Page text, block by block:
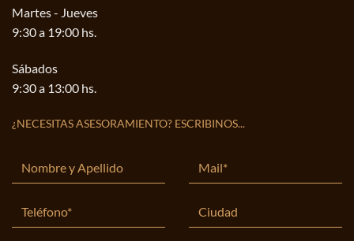
Martes - Jueves
9:30 a 19:00 hs.
Sábados
9:30 a 13:00 hs.
¿NECESITAS ASESORAMIENTO? ESCRIBINOS...